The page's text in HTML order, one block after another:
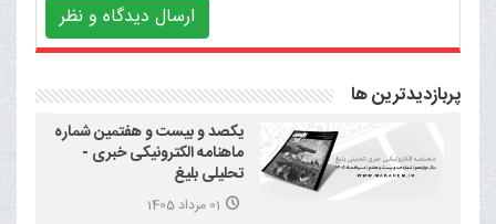
ارسال دیدگاه و نظر
پربازدیدترین ها
یکصد و بیست و هفتمین شماره
ماهنامه الکترونیکی خبری -
تحلیلی بلیغ
01 مرداد 1405